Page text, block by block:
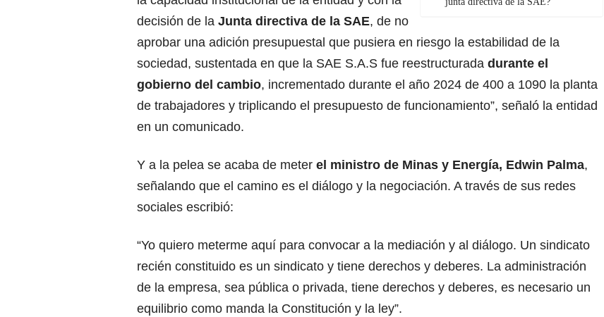
decisión de la Junta directiva de la SAE, de no
aprobar una adición presupuestal que pusiera en riesgo la estabilidad de la
sociedad, sustentada en que la SAE S.A.S fue reestructurada durante el
gobierno del cambio, incrementado durante el año 2024 de 400 a 1090 la planta
de trabajadores y triplicando el presupuesto de funcionamiento”, señaló la entidad
en un comunicado.
Y a la pelea se acaba de meter el ministro de Minas y Energía, Edwin Palma,
señalando que el camino es el diálogo y la negociación. A través de sus redes
sociales escribió:
“Yo quiero meterme aquí para convocar a la mediación y al diálogo. Un sindicato
recién constituido es un sindicato y tiene derechos y deberes. La administración
de la empresa, sea pública o privada, tiene derechos y deberes, es necesario un
equilibrio como manda la Constitución y la ley”.